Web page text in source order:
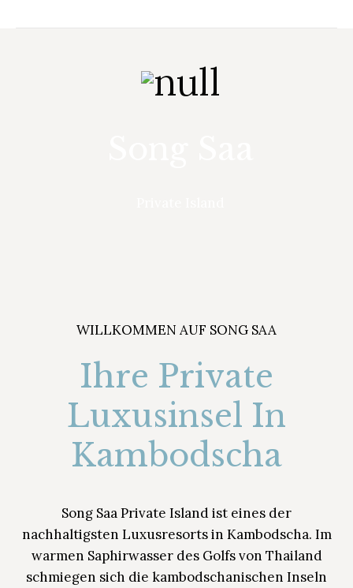
WILLKOMMEN AUF SONG SAA
Ihre Private
Luxusinsel In
Kambodscha
Song Saa Private Island ist eines der
nachhaltigsten Luxusresorts in Kambodscha. Im
warmen Saphirwasser des Golfs von Thailand
schmiegen sich die kambodschanischen Inseln